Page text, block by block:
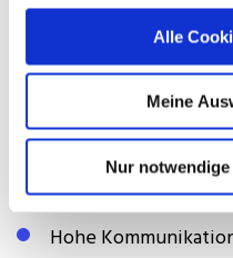
Alle
Meine
Nur
Englischkenntnisse
Bereitschaft zu
Europa und
Hohe